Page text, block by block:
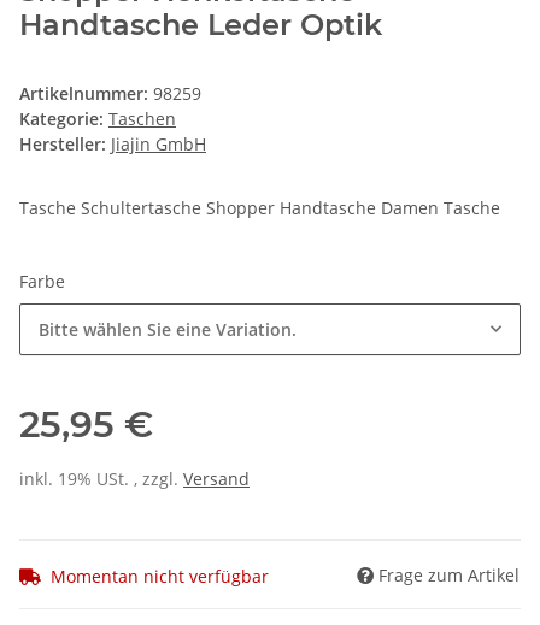
Handtasche Leder Optik
Artikelnummer: 98259
Kategorie: Taschen
Hersteller: Jiajin GmbH
Tasche Schultertasche Shopper Handtasche Damen Tasche
Farbe
Bitte wählen Sie eine Variation.
25,95 €
inkl. 19% USt. , zzgl. Versand
Momentan nicht verfügbar Frage zum Artikel